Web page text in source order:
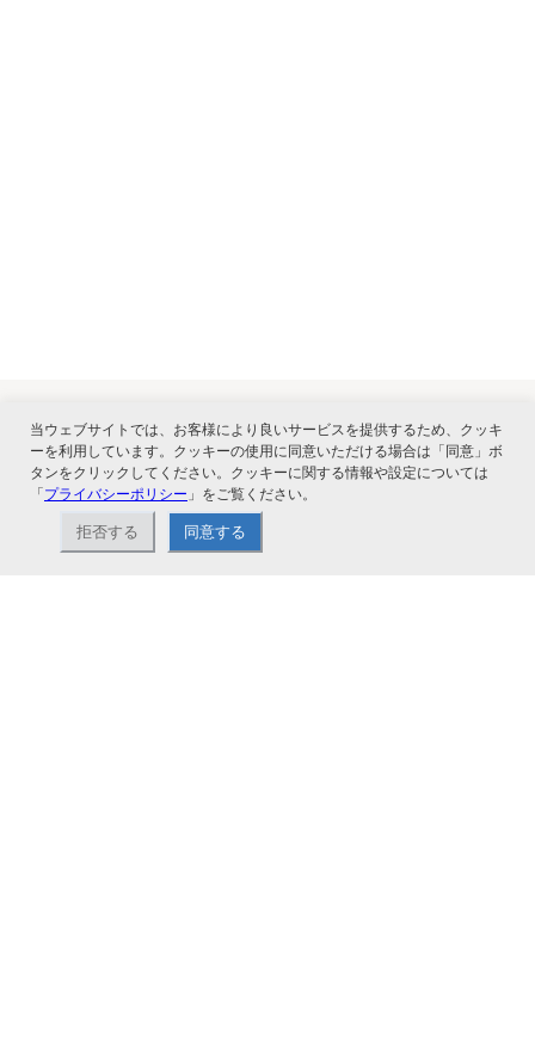
関連サービス
当ウェブサイトでは、お客様により良いサービスを提供するため、クッキ
ーを利用しています。クッキーの使用に同意いただける場合は「同意」ボ
タンをクリックしてください。クッキーに関する情報や設定については
「プライバシーポリシー 」をご覧ください。
拒否する 同意する